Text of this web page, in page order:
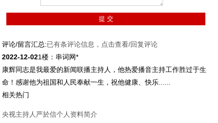
评论/留言汇总:已有条评论信息，点击查看/回复评论
2022-12-021楼：串词网*
康辉同志是我最爱的新闻联播主持人，他热爱播音主持工作胜过于生
命！感谢他为祖国和人民奉献一生，祝他健康、快乐......
相关热门
央视主持人严於信个人资料简介